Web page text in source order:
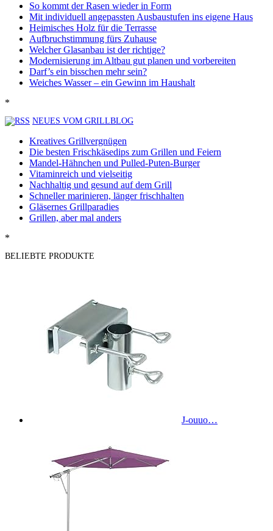
So kommt der Rasen wieder in Form
Mit individuell angepassten Ausbaustufen ins eigene Haus
Heimisches Holz für die Terrasse
Aufbruchstimmung fürs Zuhause
Welcher Glasanbau ist der richtige?
Modernisierung im Altbau gut planen und vorbereiten
Darf’s ein bisschen mehr sein?
Weiches Wasser – ein Gewinn im Haushalt
*
NEUES VOM GRILLBLOG
Kreatives Grillvergnügen
Die besten Frischkäsedips zum Grillen und Feiern
Mandel-Hähnchen und Pulled-Puten-Burger
Vitaminreich und vielseitig
Nachhaltig und gesund auf dem Grill
Schneller marinieren, länger frischhalten
Gläsernes Grillparadies
Grillen, aber mal anders
*
BELIEBTE PRODUKTE
J-ouuo…